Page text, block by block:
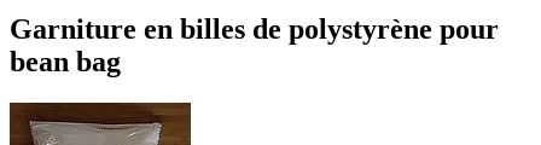
Garniture en billes de polystyrène pour
bean bag